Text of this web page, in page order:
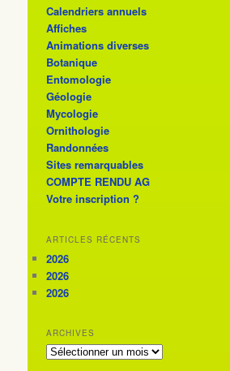
Calendriers annuels
Affiches
Animations diverses
Botanique
Entomologie
Géologie
Mycologie
Ornithologie
Randonnées
Sites remarquables
COMPTE RENDU AG
Votre inscription ?
ARTICLES RÉCENTS
2026
2026
2026
ARCHIVES
ARCHIVES